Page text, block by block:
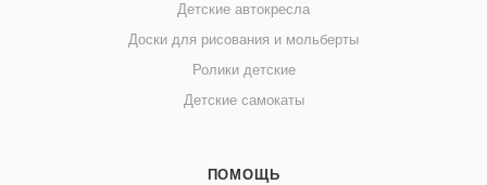
Детские автокресла
Доски для рисования и мольберты
Ролики детские
Детские самокаты
ПОМОЩЬ